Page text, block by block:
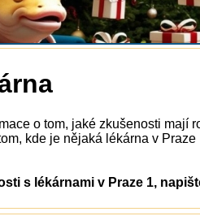
o tom, jaké zkušenosti mají
kde je nějaká lékárna v
s lékárnami v Praze 1,